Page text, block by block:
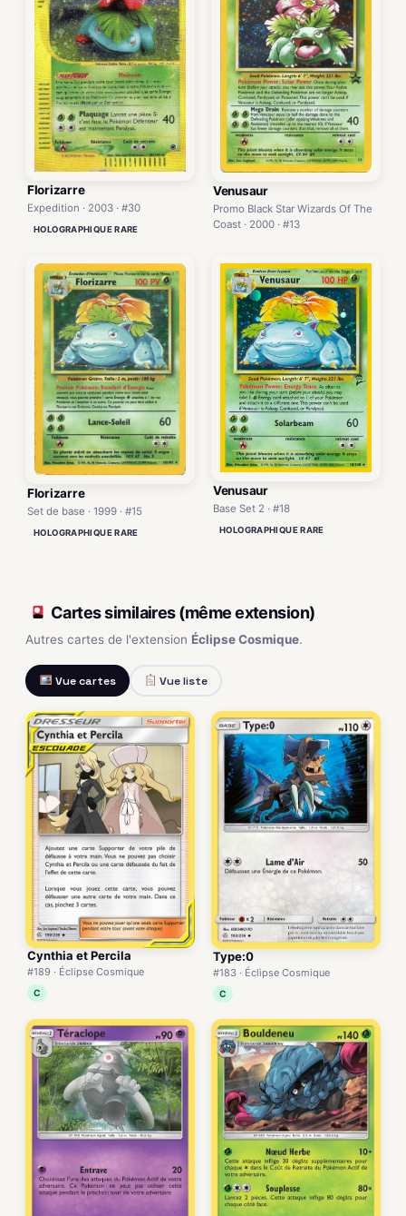
Florizarre
Expedition · 2003 · #30
HOLOGRAPHIQUE RARE
Venusaur
Promo Black Star Wizards Of The
Coast · 2000 · #13
Florizarre
Set de base · 1999 · #15
HOLOGRAPHIQUE RARE
Venusaur
Base Set 2 · #18
HOLOGRAPHIQUE RARE
Cartes similaires (même extension)
Autres cartes de l'extension Éclipse Cosmique.
Vue cartes Vue liste
Cynthia et Percila
#189 · Éclipse Cosmique
C
Type:0
#183 · Éclipse Cosmique
C